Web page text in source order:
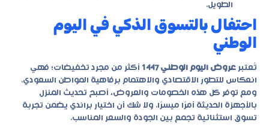
الطويل.
احتفال بالتسوق الذكي في اليوم
الوطني
تُعتبر عروض اليوم الوطني 1447
أكثر من مجرد تخفيضات؛ فهي
انعكاس للتطور الاقتصادي والاهتمام برفاهية المواطن السعودي.
ومع توفر كل هذه الخصومات والعروض، أصبح تحديث المنزل
بالأجهزة الحديثة أمرًا ميسرًا. ولا شك أن اختيار براندي يضمن تجربة
تسوق استثنائية تجمع بين الجودة والسعر المناسب.